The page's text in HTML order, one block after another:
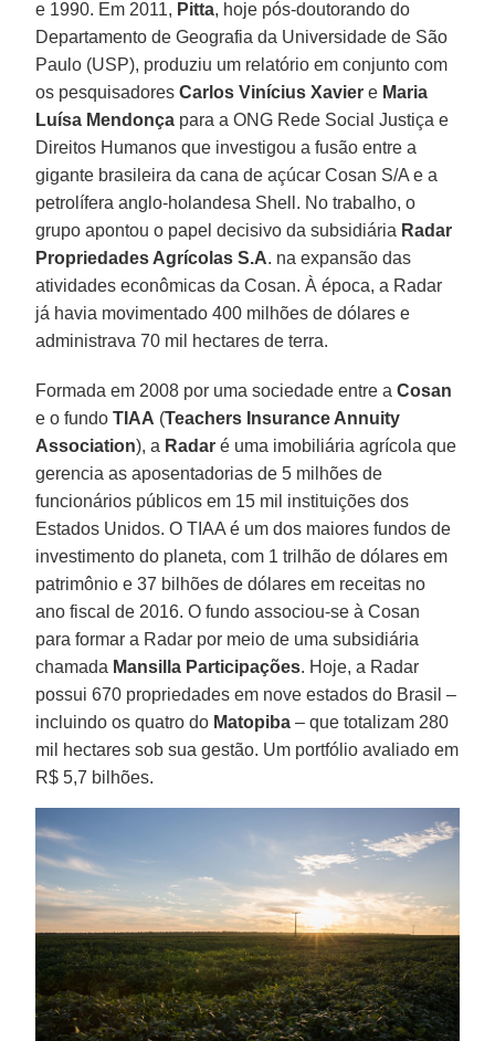
e 1990. Em 2011, Pitta, hoje pós-doutorando do
Departamento de Geografia da Universidade de São
Paulo (USP), produziu um relatório em conjunto com
os pesquisadoresCarlos Vinícius Xavier e Maria
Luísa Mendonça para a ONG Rede Social Justiça e
Direitos Humanos que investigou a fusão entre a
gigante brasileira da cana de açúcar Cosan S/A e a
petrolífera anglo-holandesa Shell. No trabalho, o
grupo apontou o papel decisivo da subsidiária Radar
Propriedades Agrícolas S.A. na expansão das
atividades econômicas da Cosan. À época, a Radar
já havia movimentado 400 milhões de dólares e
administrava 70 mil hectares de terra.
Formada em 2008 por uma sociedade entre aCosan
e o fundoTIAA (Teachers Insurance Annuity
Association), a Radar é uma imobiliária agrícola que
gerencia as aposentadorias de 5 milhões de
funcionários públicos em 15 mil instituições dos
Estados Unidos. O TIAA é um dos maiores fundos de
investimento do planeta, com 1 trilhão de dólares em
patrimônio e 37 bilhões de dólares em receitas no
ano fiscal de 2016. O fundo associou-se à Cosan
para formar a Radar por meio de uma subsidiária
chamada Mansilla Participações. Hoje, a Radar
possui 670 propriedades em nove estados do Brasil –
incluindo os quatro do Matopiba – que totalizam 280
mil hectares sob sua gestão. Um portfólio avaliado em
R$ 5,7 bilhões.